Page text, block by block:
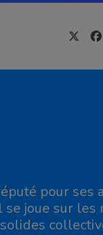
Twitter
pour ses
joue sur